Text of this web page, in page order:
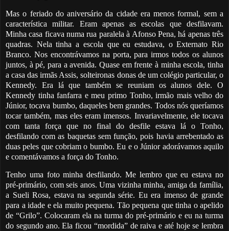
Mas o feriado do aniversário da cidade era menos formal, sem a
característica militar. Eram apenas as escolas que desfilavam.
Minha casa ficava numa rua paralela à Afonso Pena, há apenas três
quadras. Nela tinha a escola que eu estudava, o Externato Rio
Branco. Nos encontrávamos na porta, para irmos todos os alunos
juntos, à pé, para a avenida. Quase em frente à minha escola, tinha
a casa das irmãs Assis, solteironas donas de um colégio particular, o
Kennedy. Era lá que também se reuniam os alunos dele. O
Kennedy tinha fanfarra e meu primo Tonho, irmão mais velho do
Júnior, tocava bumbo, daqueles bem grandes. Todos nós queríamos
tocar também, mas eles eram imensos. Invariavelmente, ele tocava
com tanta força que no final do desfile estava lá o Tonho,
desfilando com as baquetas sem função,pois havia arrebentado as
duas peles que cobriam o bumbo. Eu e o Júnior adorávamos aquilo
e comentávamos a força do Tonho.
Tenho uma foto minha desfilando. Me lembro que eu estava no
pré-primário, comseis anos. Uma vizinha minha, amiga da família,
a Sueli Rosa, estavana segunda série. Eu era imenso de grande
para a idade e ela muito pequena. Tão pequena que tinha o apelido
de “Grilo”. Colocaram ela na turma do pré-primário e eu na turma
do segundo ano. Ela ficou “mordida” de raiva e até hoje se lembra